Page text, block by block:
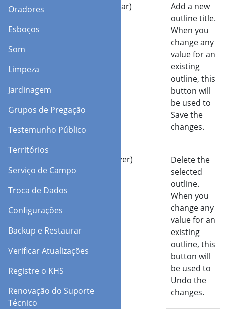
Oradores
Esboços
Som
Limpeza
Jardinagem
Grupos de Pregação
Testemunho Público
Territórios
Serviço de Campo
Troca de Dados
Configurações
Backup e Restaurar
Verificar Atualizações
Registre o KHS
Renovação do Suporte
Técnico
Adicionar (Salvar)
Add a new
outline title.
When you
change any
value for an
existing
outline, this
button will
be used to
Save the
changes.
Apagar (Desfazer)
Delete the
selected
outline.
When you
change any
value for an
existing
outline, this
button will
be used to
Undo the
changes.